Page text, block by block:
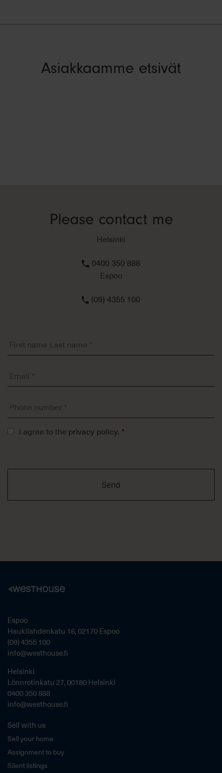
Asiakkaamme etsivät
Please contact me
Helsinki
0400 350 888
Espoo
(09) 4355 100
name
Last
*
*
number
*
Tietosuojaseloste
*
I agree to the privacy policy. *
Espoo
Haukilahdenkatu 16, 02170 Espoo
(09) 4355 100
info@westhouse.fi
Helsinki
Lönnrotinkatu 27, 00180 Helsinki
0400 350 888
info@westhouse.fi
Sell with us
Sell your home
Assignment to buy
Silent listings